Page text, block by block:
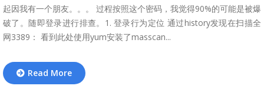
起因我有一个朋友。。。 过程按照这个密码，我觉得90%的可能是被爆
破了。随即登录进行排查。1. 登录行为定位 通过history发现在扫描全
网3389： 看到此处使用yum安装了masscan...
Read More